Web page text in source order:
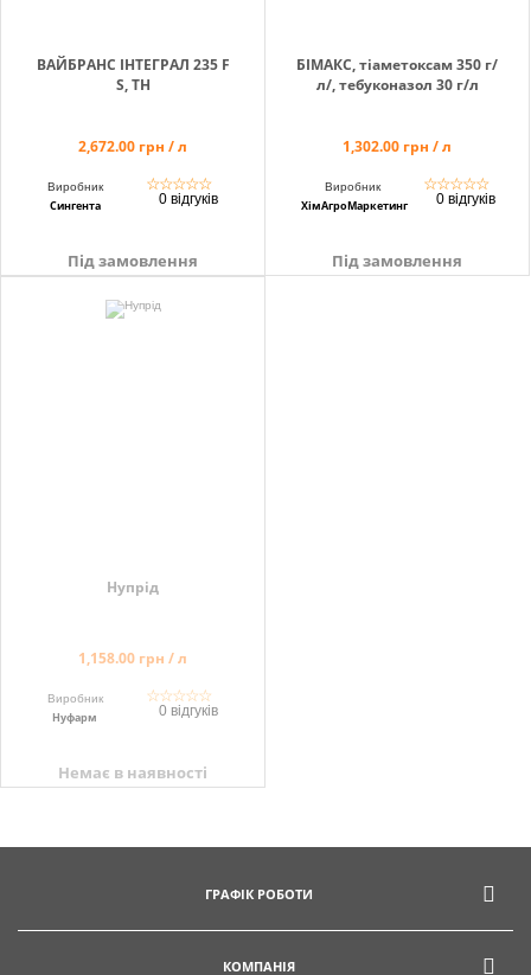
ВАЙБРАНС ІНТЕГРАЛ 235 F
S, TH
2,672.00 грн / л
Виробник
Сингента
☆☆☆☆☆
0 відгуків
Під замовлення
БІМАКС, тіаметоксам 350 г/
л/, тебуконазол 30 г/л
1,302.00 грн / л
Виробник
ХімАгроМаркетинг
☆☆☆☆☆
0 відгуків
Під замовлення
Нупрід
1,158.00 грн / л
Виробник
Нуфарм
☆☆☆☆☆
0 відгуків
Немає в наявності
ГРАФІК РОБОТИ
КОМПАНІЯ